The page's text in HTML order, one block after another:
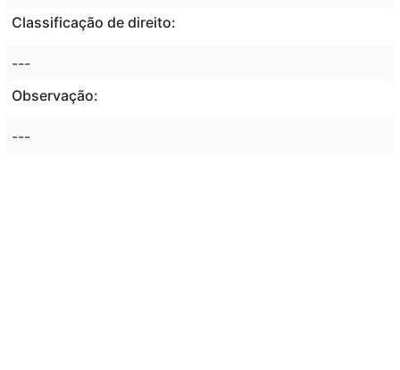
Classificação de direito:
---
Observação:
---